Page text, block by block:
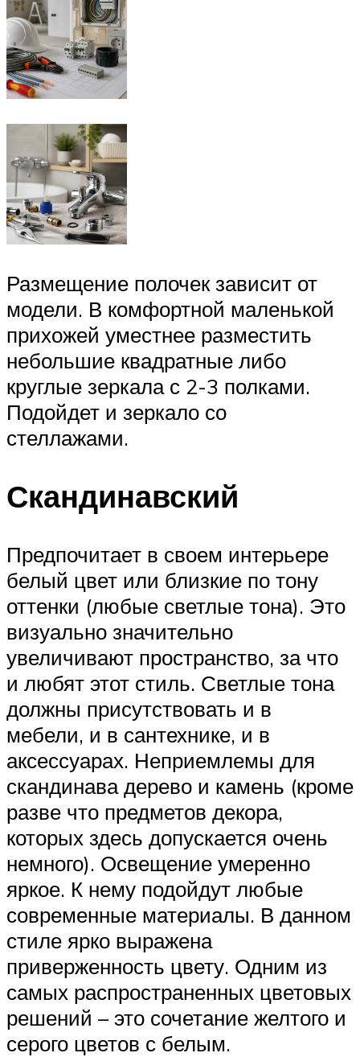
Размещение полочек зависит от
модели. В комфортной маленькой
прихожей уместнее разместить
небольшие квадратные либо
круглые зеркала с 2-3 полками.
Подойдет и зеркало со
стеллажами.
Скандинавский
Предпочитает в своем интерьере
белый цвет или близкие по тону
оттенки (любые светлые тона). Это
визуально значительно
увеличивают пространство, за что
и любят этот стиль. Светлые тона
должны присутствовать и в
мебели, и в сантехнике, и в
аксессуарах. Неприемлемы для
скандинава дерево и камень (кроме
разве что предметов декора,
которых здесь допускается очень
немного). Освещение умеренно
яркое. К нему подойдут любые
современные материалы. В данном
стиле ярко выражена
приверженность цвету. Одним из
самых распространенных цветовых
решений – это сочетание желтого и
серого цветов с белым.